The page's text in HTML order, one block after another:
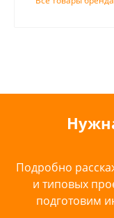
Подробно
и типовых
подготовим